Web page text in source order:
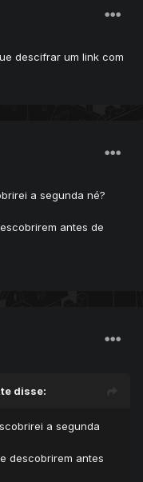
descifrar um link com
a segunda né?
antes de
disse:
a segunda
descobrirem antes